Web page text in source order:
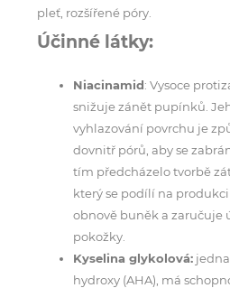
pleť, rozšířené póry.
Účinné látky:
Niacinamid: Vysoce
snižuje zánět pupínků.
vyhlazování povrchu je
dovnitř pórů, aby se
tím předcházelo tvorbě
který se podílí na
obnově buněk a zaručuje
pokožky.
Kyselina glykolová:
hydroxy (AHA), má